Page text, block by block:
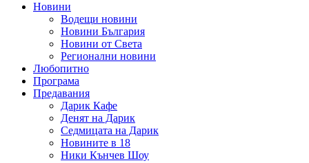
Новини
Водещи новини
Новини България
Новини от Света
Регионални новини
Любопитно
Програма
Предавания
Дарик Кафе
Денят на Дарик
Седмицата на Дарик
Новините в 18
Ники Кънчев Шоу